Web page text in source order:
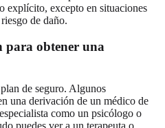
explícito, excepto en situaciones
de daño.
para obtener una
de seguro. Algunos
una derivación de un médico de
como un psicólogo o
puedes ver a un terapeuta o